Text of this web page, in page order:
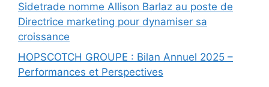
Sidetrade nomme Allison Barlaz au poste de
Directrice marketing pour dynamiser sa
croissance
HOPSCOTCH GROUPE : Bilan Annuel 2025 –
Performances et Perspectives